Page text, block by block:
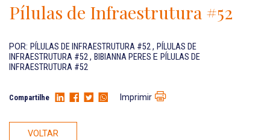
PRÊMIOS
CARREIRA
Localização
Pílulas de Infraestrutura #52
POR: PÍLULAS DE INFRAESTRUTURA #52, PÍLULAS DE
INFRAESTRUTURA #52, BIBIANNA PERES E PÍLULAS DE
INFRAESTRUTURA #52
Compartilhe Imprimir
VOLTAR